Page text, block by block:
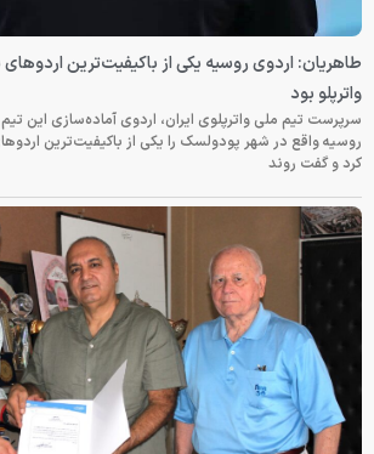
طاهریان: اردوی روسیه یکی از باکیفیت‌ترین
واترپلو بود
سرپرست تیم ملی واترپلوی ایران، اردوی آماده‌سازی این
روسیه واقع در شهر پودولسک را یکی از باکیفیت‌ترین
کرد و گفت روند